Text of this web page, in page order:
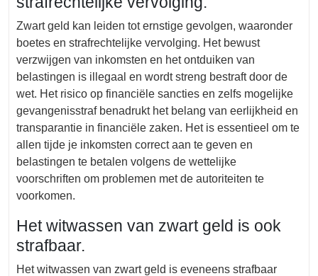
Zwart geld kan leiden tot ernstige gevolgen, waaronder
boetes en strafrechtelijke vervolging. Het bewust
verzwijgen van inkomsten en het ontduiken van
belastingen is illegaal en wordt streng bestraft door de
wet. Het risico op financiële sancties en zelfs mogelijke
gevangenisstraf benadrukt het belang van eerlijkheid en
transparantie in financiële zaken. Het is essentieel om te
allen tijde je inkomsten correct aan te geven en
belastingen te betalen volgens de wettelijke
voorschriften om problemen met de autoriteiten te
voorkomen.
Het witwassen van zwart geld is ook
strafbaar.
Het witwassen van zwart geld is eveneens strafbaar